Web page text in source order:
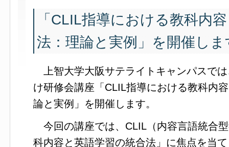
「CLIL指導における教科内
法：理論と実例」を開催しま
上智大学大阪サテライトキャンパスで
け研修会講座「CLIL指導における教科内
論と実例」を開催します。
今回の講座では、CLIL（内容言語統合
科内容と英語学習の統合法」に焦点を当